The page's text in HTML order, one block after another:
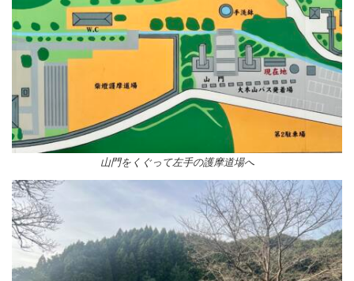
山門をくぐって左手の護摩道場へ